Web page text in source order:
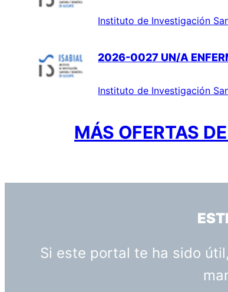
Instituto de Investigación
2026-0027 UN/A
Instituto de Investigación
MÁS OFERTAS
Si este portal te ha sido